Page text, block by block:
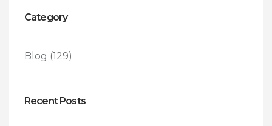
Category
Blog (129)
Recent Posts